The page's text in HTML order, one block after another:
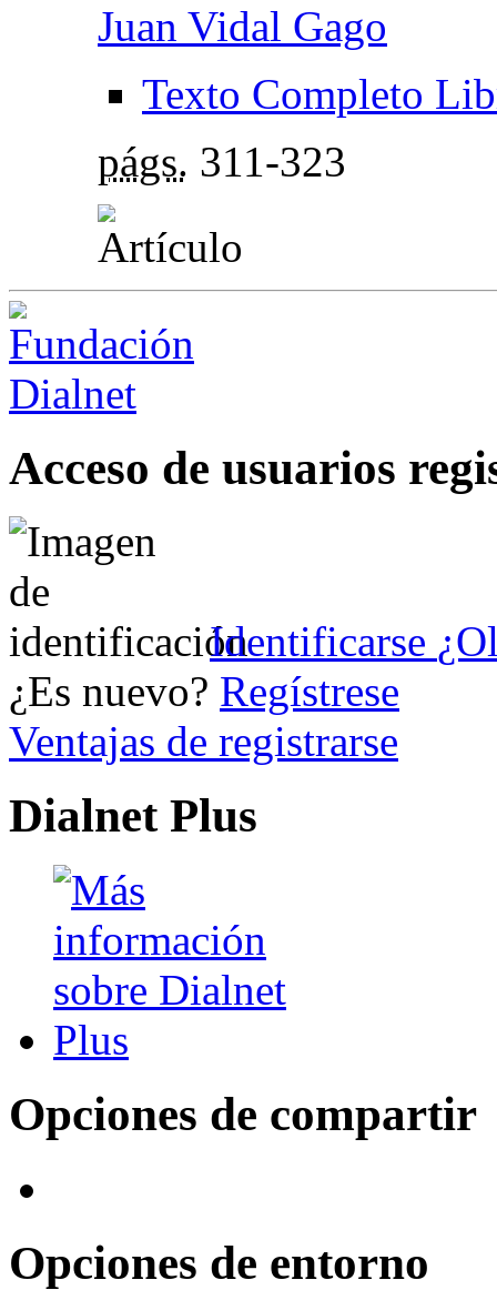
Juan Vidal Gago
Texto Completo
págs. 311-323
Acceso de usuarios
Identificarse
¿Es nuevo? Regístrese
Ventajas de registrarse
Dialnet Plus
Opciones de compartir
Opciones de entorno